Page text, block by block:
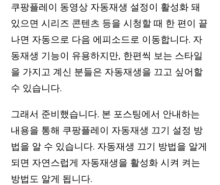
쿠팡플레이 동영상 자동재생 설정이 활성화 돼
있으면 시리즈 콘텐츠 등을 시청할 때 한 편이 끝
나면 자동으로 다음 에피소드로 이동합니다. 자
동재생 기능이 유용하지만, 한편씩 보는 스타일
을 가지고 계신 분들은 자동재생을 끄고 싶어할
수 있습니다.
그래서 준비했습니다. 본 포스팅에서 안내하는
내용을 통해 쿠팡플레이 자동재생 끄기 설정 방
법을 알 수 있습니다. 자동재생 끄기 방법을 알게
되면 자연스럽게 자동재생을 활성화 시켜 켜는
방법도 알게 됩니다.